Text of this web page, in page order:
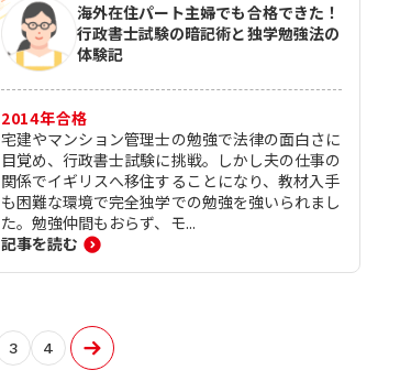
海外在住パート主婦でも合格できた！
行政書士試験の暗記術と独学勉強法の
体験記
2014年合格
宅建やマンション管理士の勉強で法律の面白さに
目覚め、行政書士試験に挑戦。しかし夫の仕事の
関係でイギリスへ移住することになり、教材入手
も困難な環境で完全独学での勉強を強いられまし
た。勉強仲間もおらず、モ...
記事を読む
3 4